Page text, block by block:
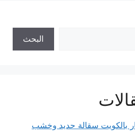
البحث
بالكويت سقالة حديد وخشب